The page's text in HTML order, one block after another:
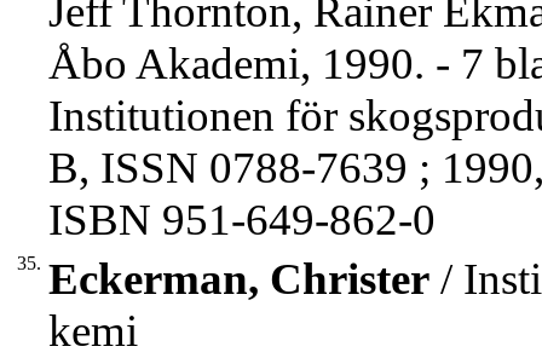
Jeff Thornton, Rainer
Åbo Akademi, 1990. - 7
Institutionen för
B, ISSN 0788-7639 ;
ISBN 951-649-862-0
35. Eckerman, Christer /
kemi